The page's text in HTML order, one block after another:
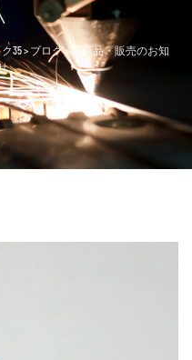
35> ブログ>新商品・販売のお知